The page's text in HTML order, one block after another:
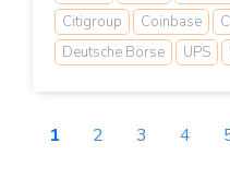
Citigroup
Coinbase
Deutsche Börse
UPS
1 2 3 4